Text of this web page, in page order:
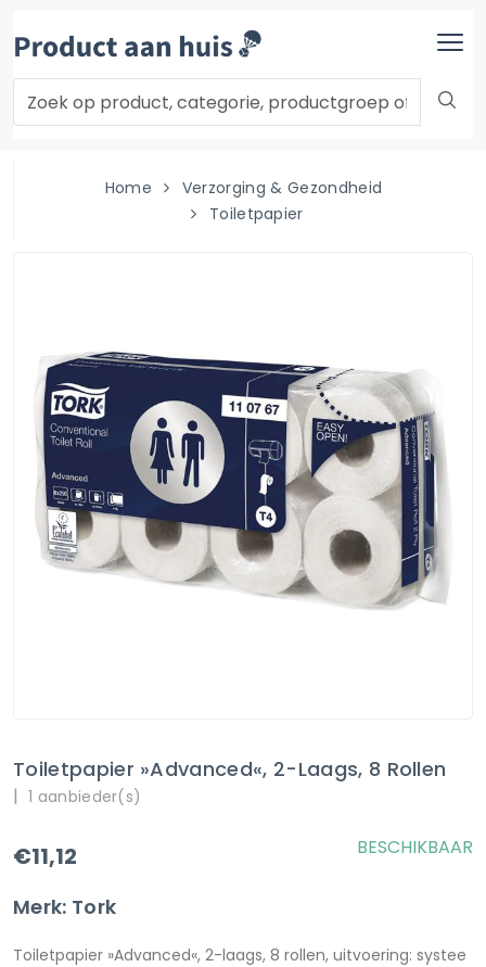
Home
Verzorging & Gezondheid
Toiletpapier
Toiletpapier »Advanced«, 2-Laags, 8 Rollen
| 1 aanbieder(s)
€11,12
Merk: Tork
BESCHIKBAAR
Toiletpapier »Advanced«, 2-laags, 8 rollen, uitvoering: systee